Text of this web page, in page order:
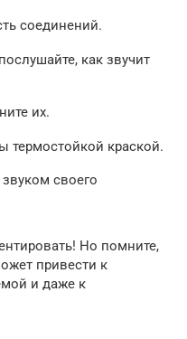
соединений.
как звучит
их.
термостойкой краской.
своего
Но помните,
привести к
и даже к